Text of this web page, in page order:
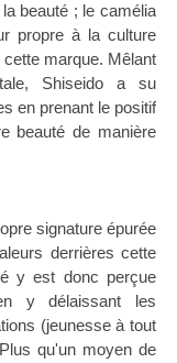
beauté ; le camélia
propre à la culture
marque. Mêlant
Shiseido a su
en prenant le positif
beauté de manière
signature épurée
derrières cette
y est donc perçue
y délaissant les
(jeunesse à tout
qu'un moyen de